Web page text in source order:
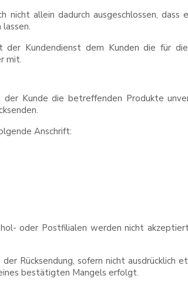
nicht allein dadurch ausgeschlossen,
Kundendienst dem Kunden die für
mit.
der Kunde die betreffenden Produkte
Anschrift:
oder Postfilialen werden nicht
Rücksendung, sofern nicht ausdrücklich
bestätigten Mangels erfolgt.